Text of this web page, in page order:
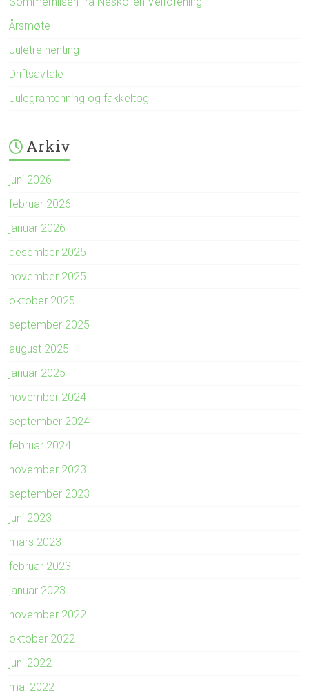
Årsmøte
Juletre henting
Driftsavtale
Julegrantenning og fakkeltog
Arkiv
juni 2026
februar 2026
januar 2026
desember 2025
november 2025
oktober 2025
september 2025
august 2025
januar 2025
november 2024
september 2024
februar 2024
november 2023
september 2023
juni 2023
mars 2023
februar 2023
januar 2023
november 2022
oktober 2022
juni 2022
mai 2022